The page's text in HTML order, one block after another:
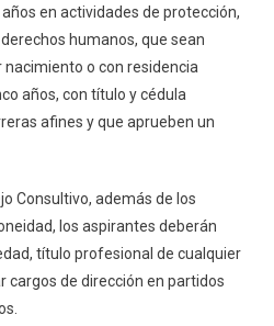
Consejo
Consultivo
en actividades de protección,
humanos, que sean
o con residencia
años, con título y cédula
afines y que aprueben un
Consultivo, además de los
los aspirantes deberán
título profesional de cualquier
cargos de dirección en partidos